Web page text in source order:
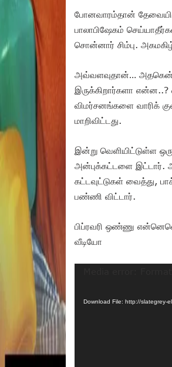
போனவாரம்தான்
பாலாபிஷேகம்
சொன்னார் சிம்பு.
அவ்வளவுதான்…
இருக்கிறார்களா என்ன..?
விமர்சனங்களை வாரிக்
மாறிவிட்டது.
இன்று வெளியிட்டுள்ள
அன்புக்கட்டளை இட்டார்.
கட்டவுட்டுகள் வைத்து,
பண்ணி விட்டார்.
பிப்ரவரி ஒண்ணு
வீடியோ
Download File: http://slategrey-